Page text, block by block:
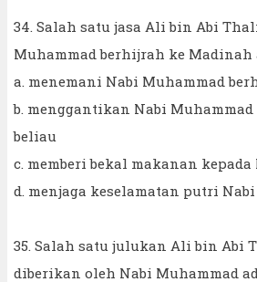
34. Salah satu jasa Ali bin Abi
Muhammad berhijrah ke Madinah
a. menemani Nabi Muhammad
b. menggantikan Nabi
beliau
c. memberi bekal makanan
d. menjaga keselamatan putri
35. Salah satu julukan Ali bin Abi
diberikan oleh Nabi Muhammad